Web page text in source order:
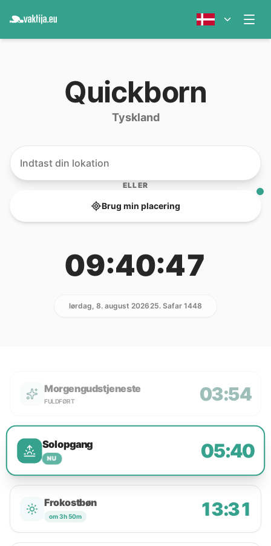
Quickborn
Tyskland
ELLER
Brug min placering
09:40:47
lørdag, 8. august 202625. Safar 1448
Morgengudstjeneste
FULDFØRT 03:54
Solopgang
NU 05:40
Frokostbøn
om 3h 50m 13:31